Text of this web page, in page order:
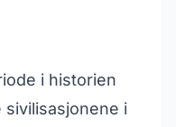
i historien
i